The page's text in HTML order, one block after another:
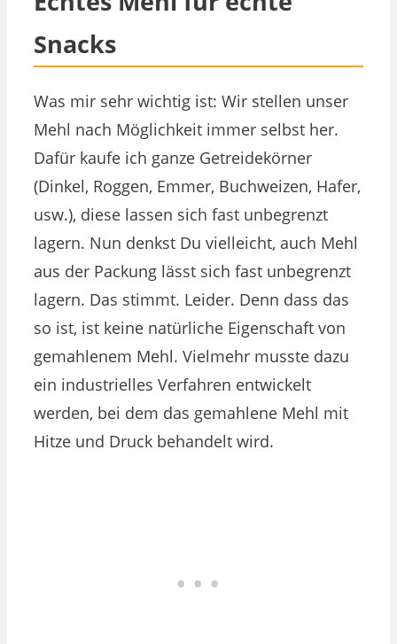
Snacks
Was mir sehr wichtig ist: Wir stellen unser
Mehl nach Möglichkeit immer selbst her.
Dafür kaufe ich ganze Getreidekörner
(Dinkel, Roggen, Emmer, Buchweizen, Hafer,
usw.), diese lassen sich fast unbegrenzt
lagern. Nun denkst Du vielleicht, auch Mehl
aus der Packung lässt sich fast unbegrenzt
lagern. Das stimmt. Leider. Denn dass das
so ist, ist keine natürliche Eigenschaft von
gemahlenem Mehl. Vielmehr musste dazu
ein industrielles Verfahren entwickelt
werden, bei dem das gemahlene Mehl mit
Hitze und Druck behandelt wird.